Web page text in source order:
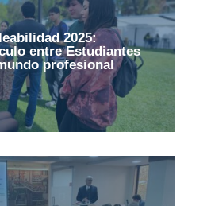
2025:
entre Estudiantes
profesional